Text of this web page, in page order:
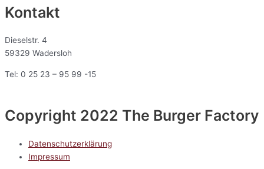
Kontakt
Dieselstr. 4
59329 Wadersloh
Tel: 0 25 23 – 95 99 -15
Copyright 2022 The Burger Factory
Datenschutzerklärung
Impressum